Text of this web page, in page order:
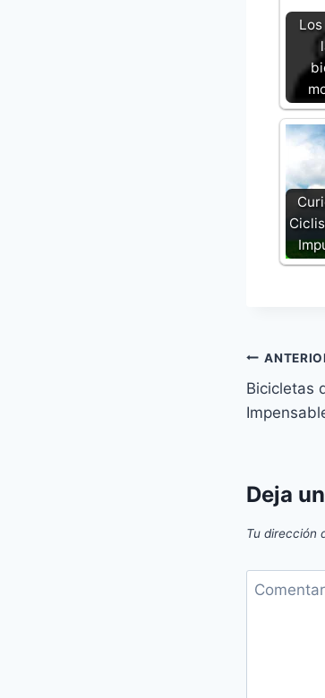
de
Bicicletas
Deja
Tu dirección